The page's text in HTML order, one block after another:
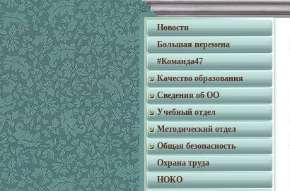
Новости
Большая перемена
#Команда47
Качество образования
Сведения об ОО
Учебный отдел
Методический отдел
Общая безопасность
Охрана труда
НОКО